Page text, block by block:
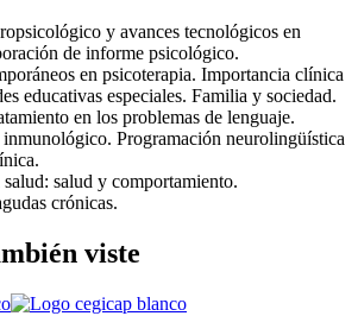
y avances tecnológicos en
de informe psicológico.
en psicotera­pia. Importancia clínica
educativas especiales. Familia y sociedad.
en los proble­mas de lenguaje.
inmunológico. Progra­mación neurolingüística
salud y compor­tamiento.
cróni­cas.
viste